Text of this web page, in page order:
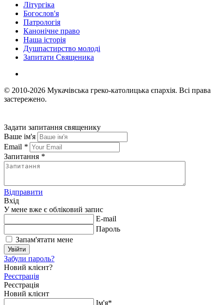
Літургіка
Богослов'я
Патрологія
Канонічне право
Наша історія
Душпастирство молоді
Запитати Священика
© 2010-2026 Мукачівська греко-католицька єпархія. Всі права
застережено.
Задати запитання священику
Ваше ім'я
Email *
Запитання *
Відправити
Вхід
У мене вже є обліковий запис
E-mail
Пароль
Запам'ятати мене
Увійти
Забули пароль?
Новий клієнт?
Реєстрація
Реєстрація
Новий клієнт
Ім'я*